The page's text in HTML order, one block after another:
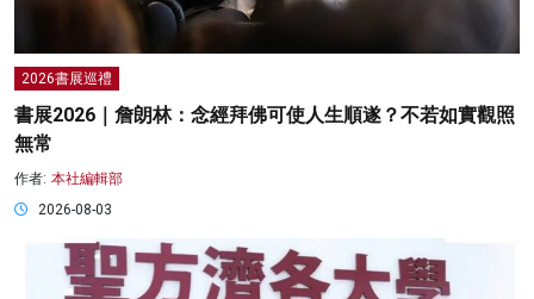
2026書展巡禮
書展2026｜詹朗林：念經拜佛可使人生順遂？不若如實觀照
無常
作者: 本社編輯部
2026-08-03